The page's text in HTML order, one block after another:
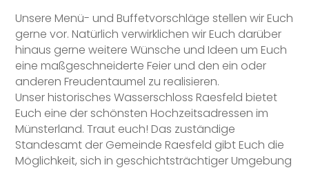
Unsere Menü- und Buffetvorschläge stellen wir Euch
gerne vor. Natürlich verwirklichen wir Euch darüber
hinaus gerne weitere Wünsche und Ideen um Euch
eine maßgeschneiderte Feier und den ein oder
anderen Freudentaumel zu realisieren.
Unser historisches Wasserschloss Raesfeld bietet
Euch eine der schönsten Hochzeitsadressen im
Münsterland. Traut euch! Das zuständige
Standesamt der Gemeinde Raesfeld gibt Euch die
Möglichkeit, sich in geschichtsträchtiger Umgebung